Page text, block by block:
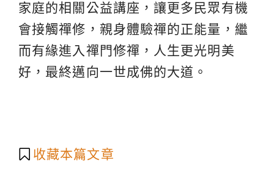
家庭的相關公益講座，讓更多民眾有機
會接觸禪修，親身體驗禪的正能量，繼
而有緣進入禪門修禪，人生更光明美
好，最終邁向一世成佛的大道。
收藏本篇文章